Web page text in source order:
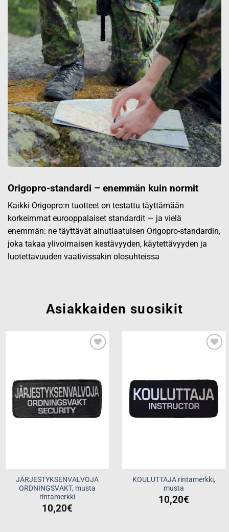
Origopro-standardi – enemmän kuin normit
Kaikki Origopro:n tuotteet on testattu täyttämään
korkeimmat eurooppalaiset standardit — ja vielä
enemmän: ne täyttävät ainutlaatuisen Origopro-standardin,
joka takaa ylivoimaisen kestävyyden, käytettävyyden ja
luotettavuuden vaativissakin olosuhteissa
Asiakkaiden suosikit
JÄRJESTYKSENVALVOJA
ORDNINGSVAKT, musta
rintamerkki
10,20€
KOULUTTAJA rintamerkki,
musta
10,20€